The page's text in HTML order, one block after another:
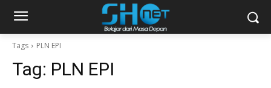
Tags PLN EPI
Tag: PLN EPI